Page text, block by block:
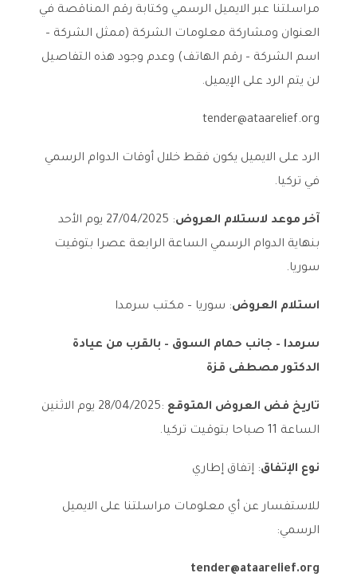
مراسلتنا عبر الايميل الرسمي وكتابة رقم المناقصة في
العنوان ومشاركة معلومات الشركة (ممثل الشركة –
اسم الشركة – رقم الهاتف) وعدم وجود هذه التفاصيل
لن يتم الرد على الإيميل.
tender@ataarelief.org
الرد على الايميل يكون فقط خلال أوقات الدوام الرسمي
في تركيا.
آخر موعد لاستلام العروض:
27/04/2025
يوم الأحد
بنهاية الدوام الرسمي الساعة الرابعة عصرا بتوقيت
سوريا.
استلام العروض: سوريا – مكتب سرمدا
سرمدا – جانب حمام السوق – بالقرب من عيادة
الدكتور مصطفى قزة
تاريخ فض العروض المتوقع :
28/04/2025
يوم الاثنين
الساعة 11 صباحا بتوقيت تركيا.
نوع الإتفاق: إتفاق إطاري
للاستفسار عن أي معلومات مراسلتنا على الايميل
الرسمي:
tender@ataarelief.org